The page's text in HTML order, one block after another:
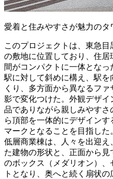
愛着と住みやすさが魅力のタ
このプロジェクトは、東急
の敷地に位置しており、住
間がコンパクトに一体とな
駅に対して斜めに構え、駅
くり、多方面から異なるフ
影で変化つけた。外観デザ
品でありながら親しみやす
ら頂部を一体的にデザイン
マークとなることを目指した
低層商業棟は、人々を出迎
た建物の形状と、正面から
のボックス（メダリオン）
トとなり、奥へと続く扇状